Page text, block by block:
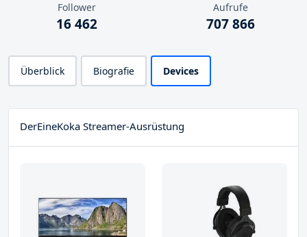
Follower
16 462
Aufrufe
707 866
Überblick Biografie Devices
DerEineKoka Streamer-Ausrüstung